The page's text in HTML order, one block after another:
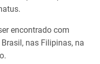
encontrado com
nas Filipinas, na